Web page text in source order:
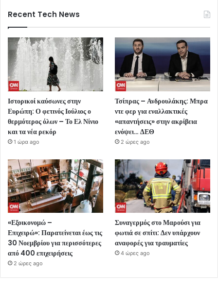
Recent Tech News
Ιστορικοί καύσωνες στην
Ευρώπη: Ο φετινός Ιούλιος ο
θερμότερος όλων – Το Ελ Νίνιο
και τα νέα ρεκόρ
1 ώρα ago
Τσίπρας – Ανδρουλάκης: Μπρα
ντε φερ για εναλλακτικές
«απαντήσεις» στην ακρίβεια
ενόψει… ΔΕΘ
2 ώρες ago
«Εξοικονομώ –
Επιχειρώ»: Παρατείνεται έως τις
30 Νοεμβρίου για περισσότερες
από 400 επιχειρήσεις
2 ώρες ago
Συναγερμός στο Μαρούσι για
φωτιά σε σπίτι: Δεν υπάρχουν
αναφορές για τραυματίες
4 ώρες ago